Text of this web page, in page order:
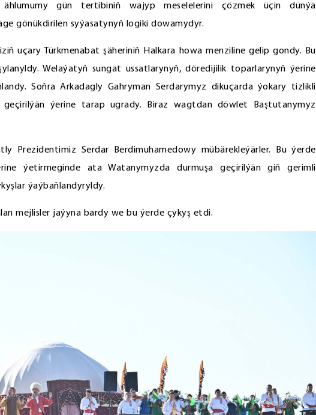
ählumumy gün tertibiniň wajyp meselelerini çözmek üçin dünýä
gönükdirilen syýasatynyň logiki dowamydyr.
uçary Türkmenabat şäheriniň Halkara howa menziline gelip gondy. Bu
Welaýatyň sungat ussatlarynyň, döredijilik toparlarynyň ýerine
Soňra Arkadagly Gahryman Serdarymyz dikuçarda ýokary tizlikli
ýerine tarap ugrady. Biraz wagtdan döwlet Baştutanymyz
Prezidentimiz Serdar Berdimuhamedowy mübärekleýärler. Bu ýerde
ýetirmeginde ata Watanymyzda durmuşa geçirilýän giň gerimli
ýaýbaňlandyryldy.
mejlisler jaýyna bardy we bu ýerde çykyş etdi.